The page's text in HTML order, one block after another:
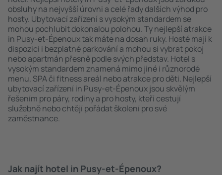
obsluhy na nejvyšší úrovni a celé řady dalších výhod pro
hosty. Ubytovací zařízení s vysokým standardem se
mohou pochlubit dokonalou polohou. Ty nejlepší atrakce
in Pusy-et-Épenoux tak máte na dosah ruky. Hosté mají k
dispozici i bezplatné parkování a mohou si vybrat pokoj
nebo apartmán přesně podle svých představ. Hotel s
vysokým standardem znamená mimo jiné i různorodé
menu, SPA či fitness areál nebo atrakce pro děti. Nejlepší
ubytovací zařízení in Pusy-et-Épenoux jsou skvělým
řešením pro páry, rodiny a pro hosty, kteří cestují
služebně nebo chtějí pořádat školení pro své
zaměstnance.
Jak najít hotel in Pusy-et-Épenoux?